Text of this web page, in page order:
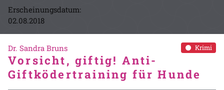
Erscheinungsdatum:
02.08.2018
Krimi
Dr. Sandra Bruns
Vorsicht, giftig! Anti-
Giftködertraining für Hunde